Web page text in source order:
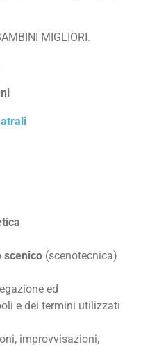
MIGLIORI.
scenico(scenotecnica)
ed
e dei termini utilizzati
improvvisazioni,